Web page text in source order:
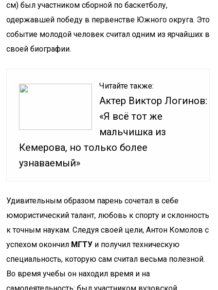
см) был участником сборной по баскетболу,
одержавшей победу в первенстве Южного округа. Это
событие молодой человек считал одним из ярчайших в
своей биографии.
Читайте также:
Актер Виктор Логинов:
«Я всё тот же
мальчишка из
Кемерова, но только более
узнаваемый»
Удивительным образом парень сочетал в себе
юмористический талант, любовь к спорту и склонность
к точным наукам. Следуя своей цели, Антон Комолов с
успехом окончил МГТУ и получил техническую
специальность, которую сам считал весьма полезной.
Во время учебы он находил время и на